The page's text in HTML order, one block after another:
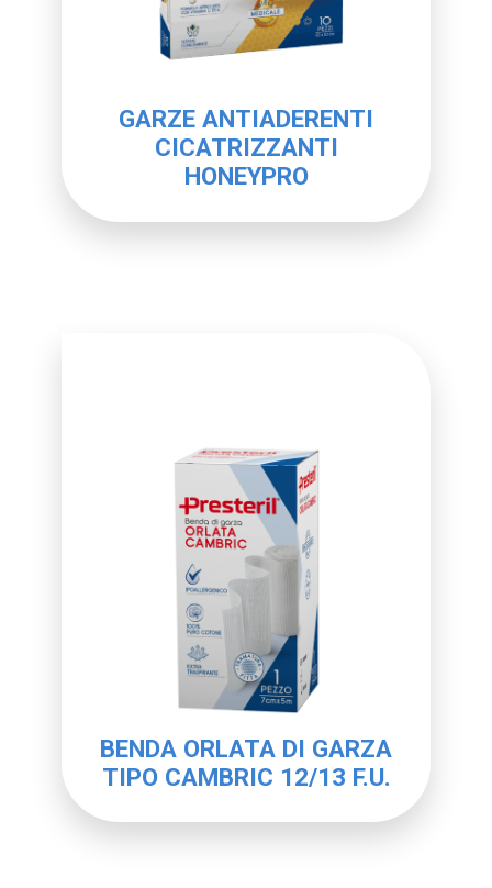
GARZE ANTIADERENTI
CICATRIZZANTI
HONEYPRO
BENDA ORLATA DI GARZA
TIPO CAMBRIC 12/13 F.U.